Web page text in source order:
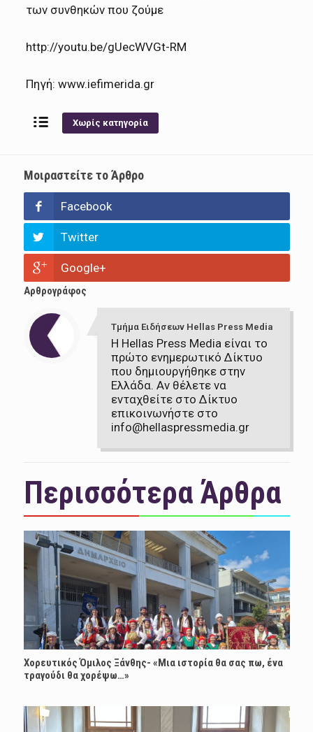
των συνθηκών που ζούμε
http://youtu.be/gUecWVGt-RM
Πηγή: www.iefimerida.gr
Χωρίς κατηγορία
Μοιραστείτε το Άρθρο
Facebook
Twitter
Google+
Αρθρογράφος
Τμήμα Ειδήσεων Hellas Press Media
Η Hellas Press Media είναι το
πρώτο ενημερωτικό Δίκτυο
που δημιουργήθηκε στην
Ελλάδα. Αν θέλετε να
ενταχθείτε στο Δίκτυο
επικοινωνήστε στο
info@hellaspressmedia.gr
Περισσότερα Άρθρα
Χορευτικός Όμιλος Ξάνθης- «Mια ιστορία θα σας πω, ένα
τραγούδι θα χορέψω…»